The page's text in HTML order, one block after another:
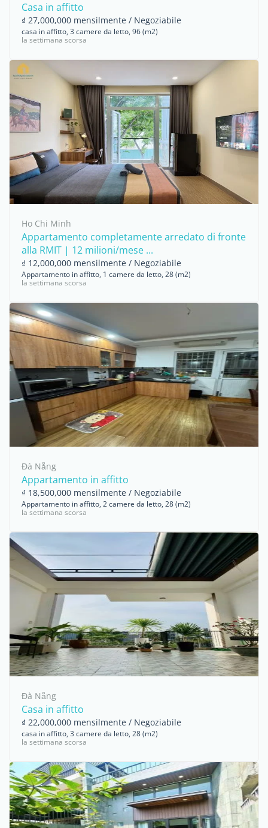
Casa in affitto
₫ 27,000,000 mensilmente / Negoziabile
casa in affitto, 3 camere da letto, 96 (m2)
la settimana scorsa
Ho Chi Minh
Appartamento completamente arredato di fronte
alla RMIT | 12 milioni/mese ...
₫ 12,000,000 mensilmente / Negoziabile
Appartamento in affitto, 1 camere da letto, 28 (m2)
la settimana scorsa
Đà Nẵng
Appartamento in affitto
₫ 18,500,000 mensilmente / Negoziabile
Appartamento in affitto, 2 camere da letto, 28 (m2)
la settimana scorsa
Đà Nẵng
Casa in affitto
₫ 22,000,000 mensilmente / Negoziabile
casa in affitto, 3 camere da letto, 28 (m2)
la settimana scorsa